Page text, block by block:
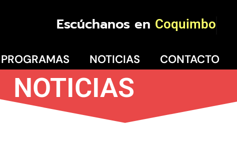
Escúchanos en
PROGRAMAS NOTICIAS CONTACTO
NOTICIAS